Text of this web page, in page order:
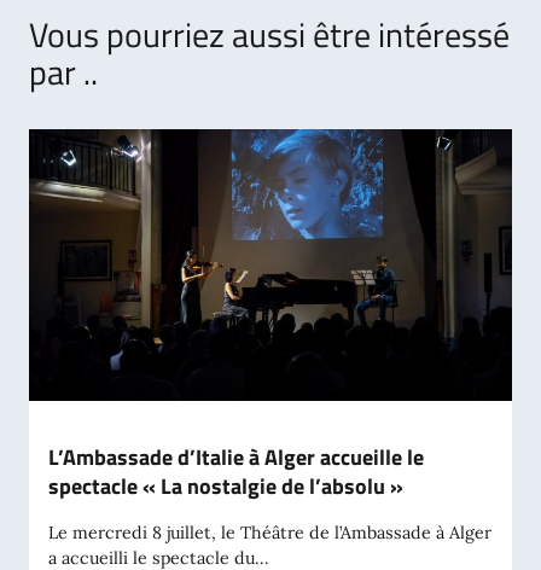
Vous pourriez aussi être intéressé
par ..
L’Ambassade d’Italie à Alger accueille le
spectacle « La nostalgie de l’absolu »
Le mercredi 8 juillet, le Théâtre de l’Ambassade à Alger
a accueilli le spectacle du...